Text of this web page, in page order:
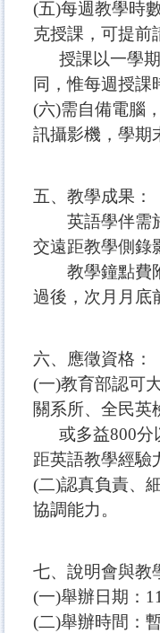
(五)每週教學時
克授課，可提前
授課以一學期
同，惟每週授課
(六)需自備電腦
訊攝影機，學期
五、教學成果：
英語學伴需
交遠距教學側錄
教學鐘點費附
過後，次月月底
六、應徵資格：
(一)教育部認可
關系所、全民英
或多益800分
距英語教學經驗
(二)認真負責、
協調能力。
七、說明會與教
(一)舉辦日期：
(二)舉辦時間：